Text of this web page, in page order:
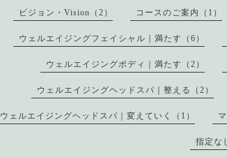
ビジョン・Vision（2） コースのご案内（1）
ウェルエイジングフェイシャル｜満たす（6）
ウェルエイジングボディ｜満たす（2）
ウェルエイジングヘッドスパ｜整える（2）
ウェルエイジングヘッドスパ｜変えていく（1）
指定な